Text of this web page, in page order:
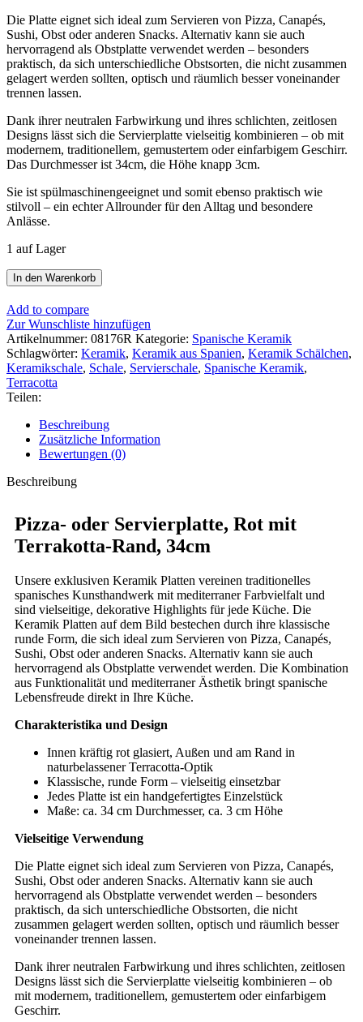
Die Platte eignet sich ideal zum Servieren von Pizza, Canapés,
Sushi, Obst oder anderen Snacks. Alternativ kann sie auch
hervorragend als Obstplatte verwendet werden – besonders
praktisch, da sich unterschiedliche Obstsorten, die nicht zusammen
gelagert werden sollten, optisch und räumlich besser voneinander
trennen lassen.
Dank ihrer neutralen Farbwirkung und ihres schlichten, zeitlosen
Designs lässt sich die Servierplatte vielseitig kombinieren – ob mit
modernem, traditionellem, gemustertem oder einfarbigem Geschirr.
Das Durchmesser ist 34cm, die Höhe knapp 3cm.
Sie ist spülmaschinengeeignet und somit ebenso praktisch wie
stilvoll – ein echter Allrounder für den Alltag und besondere
Anlässe.
1 auf Lager
In den Warenkorb
Add to compare
Zur Wunschliste hinzufügen
Artikelnummer: 08176R Kategorie: Spanische Keramik
Schlagwörter: Keramik, Keramik aus Spanien, Keramik Schälchen,
Keramikschale, Schale, Servierschale, Spanische Keramik,
Terracotta
Teilen:
Beschreibung
Zusätzliche Information
Bewertungen (0)
Beschreibung
Pizza- oder Servierplatte, Rot mit
Terrakotta-Rand, 34cm
Unsere exklusiven Keramik Platten vereinen traditionelles
spanisches Kunsthandwerk mit mediterraner Farbvielfalt und
sind vielseitige, dekorative Highlights für jede Küche. Die
Keramik Platten auf dem Bild bestechen durch ihre klassische
runde Form, die sich ideal zum Servieren von Pizza, Canapés,
Sushi, Obst oder anderen Snacks. Alternativ kann sie auch
hervorragend als Obstplatte verwendet werden. Die Kombination
aus Funktionalität und mediterraner Ästhetik bringt spanische
Lebensfreude direkt in Ihre Küche.
Charakteristika und Design
Innen kräftig rot glasiert, Außen und am Rand in
naturbelassener Terracotta-Optik
Klassische, runde Form – vielseitig einsetzbar
Jedes Platte ist ein handgefertigtes Einzelstück
Maße: ca. 34 cm Durchmesser, ca. 3 cm Höhe
Vielseitige Verwendung
Die Platte eignet sich ideal zum Servieren von Pizza, Canapés,
Sushi, Obst oder anderen Snacks. Alternativ kann sie auch
hervorragend als Obstplatte verwendet werden – besonders
praktisch, da sich unterschiedliche Obstsorten, die nicht
zusammen gelagert werden sollten, optisch und räumlich besser
voneinander trennen lassen.
Dank ihrer neutralen Farbwirkung und ihres schlichten, zeitlosen
Designs lässt sich die Servierplatte vielseitig kombinieren – ob
mit modernem, traditionellem, gemustertem oder einfarbigem
Geschirr.